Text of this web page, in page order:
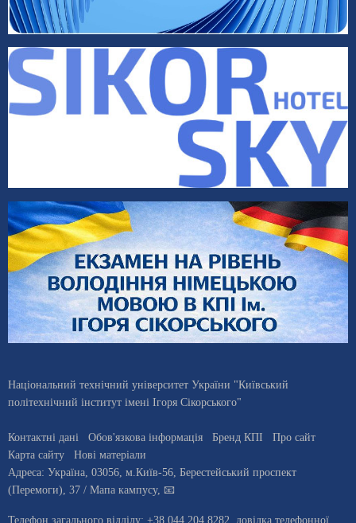
Національний технічний університет України "Київський
політехнічний інститут імені Ігоря Сікорського"
Контактні дані Обов'язкова інформація Бренд КПІ
Про сайт
Карта сайту
Нові матеріали
Адреса: Україна 03056 , м. Київ-56, Берестейський проспект
(Перемоги), 37 / Мапа кампусу, 📧
Телефон загального відділу: +38 044 204 8282 , довiдка телефонної